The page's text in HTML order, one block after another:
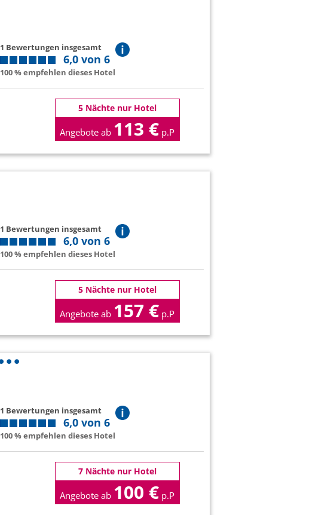
1 Bewertungen insgesamt
6,0 von 6
100 % empfehlen dieses Hotel
5 Nächte nur Hotel
Angebote ab 113 € p.P
1 Bewertungen insgesamt
6,0 von 6
100 % empfehlen dieses Hotel
5 Nächte nur Hotel
Angebote ab 157 € p.P
1 Bewertungen insgesamt
6,0 von 6
100 % empfehlen dieses Hotel
7 Nächte nur Hotel
Angebote ab 100 € p.P